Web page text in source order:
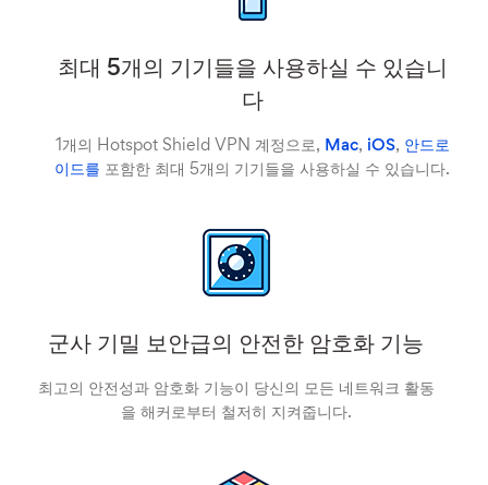
최대 5개의 기기들을 사용하실 수 있습니
다
1개의 Hotspot Shield VPN 계정으로, Mac, iOS, 안드로
이드를 포함한 최대 5개의 기기들을 사용하실 수 있습니다.
군사 기밀 보안급의 안전한 암호화 기능
최고의 안전성과 암호화 기능이 당신의 모든 네트워크 활동
을 해커로부터 철저히 지켜줍니다.